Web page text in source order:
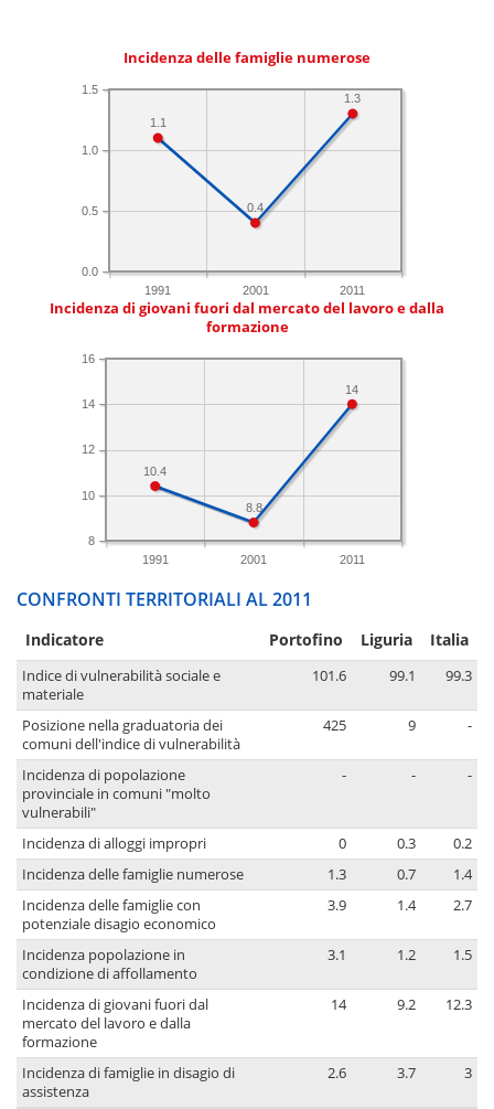
Incidenza delle famiglie numerose
1991 2001 2011
0.0
0.5
1.0
1.5
1.3
0.4
1.1
Incidenza di giovani fuori dal mercato del lavoro e dalla
formazione
1991 2001 2011
8
10
12
14
16
14
8.8
10.4
CONFRONTI TERRITORIALI AL 2011
Indicatore Portofino Liguria Italia
Indice di vulnerabilità sociale e
materiale
101.6 99.1 99.3
Posizione nella graduatoria dei
comuni dell'indice di vulnerabilità
425 9 -
Incidenza di popolazione
provinciale in comuni "molto
vulnerabili"
- - -
Incidenza di alloggi impropri 0 0.3
0.2
Incidenza delle famiglie numerose
1.3 0.7
1.4
Incidenza delle famiglie con
potenziale disagio economico
3.9 1.4 2.7
Incidenza popolazione in
condizione di affollamento
3.1 1.2 1.5
Incidenza di giovani fuori dal
mercato del lavoro e dalla
formazione
14 9.2 12.3
Incidenza di famiglie in disagio di
assistenza
2.6 3.7 3